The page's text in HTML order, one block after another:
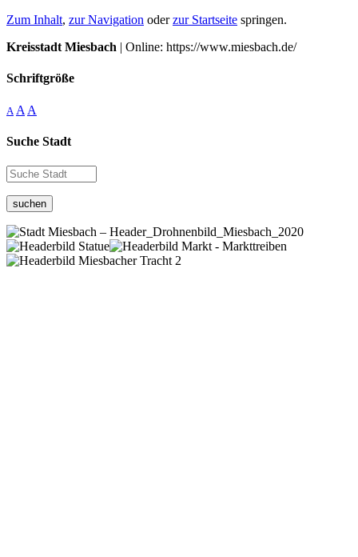
Zum Inhalt, zur Navigation oderzur Startseite springen.
Kreisstadt Miesbach | Online: https://www.miesbach.de/
Schriftgröße
A A A
Suche Stadt
suchen